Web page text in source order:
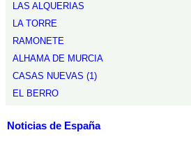
LAS ALQUERIAS
LA TORRE
RAMONETE
ALHAMA DE MURCIA
CASAS NUEVAS (1)
EL BERRO
Noticias de España